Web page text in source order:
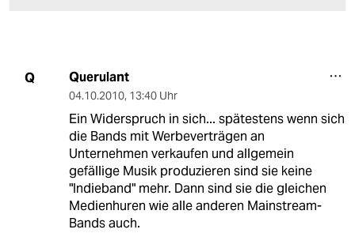
Q Querulant
04.10.2010, 13:40 Uhr
Ein Widerspruch in sich... spätestens wenn sich
die Bands mit Werbeverträgen an
Unternehmen verkaufen und allgemein
gefällige Musik produzieren sind sie keine
"Indieband" mehr. Dann sind sie die gleichen
Medienhuren wie alle anderen Mainstream-
Bands auch.